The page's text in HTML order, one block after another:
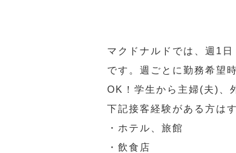
マクドナルドでは、週1
です。週ごとに勤務希望
OK！学生から主婦(夫)、
下記接客経験がある方は
・ホテル、旅館
・飲食店